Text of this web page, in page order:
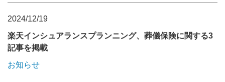
2024/12/19
楽天インシュアランスプランニング、葬儀保険に関する3
記事を掲載
お知らせ